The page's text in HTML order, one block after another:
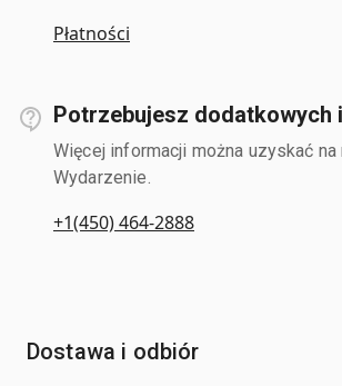
Płatności
Potrzebujesz dodatkowych
Więcej informacji można uzyskać
Wydarzenie.
+1(450) 464-2888
Dostawa i odbiór